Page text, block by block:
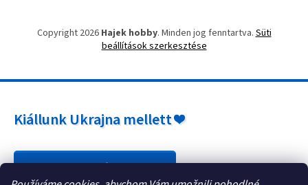
Copyright 2026 Hajek hobby. Minden jog fenntartva. Süti
beállítások szerkesztése
Kiállunk Ukrajna mellett ❤️
Hogyan segíthet? »